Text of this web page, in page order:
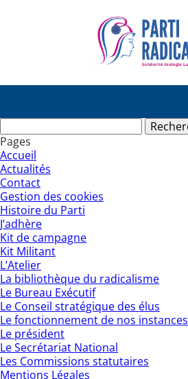
Pages
Accueil
Actualités
Contact
Gestion des cookies
Histoire du Parti
J’adhère
Kit de campagne
Kit Militant
L’Atelier
La bibliothèque du radicalisme
Le Bureau Exécutif
Le Conseil stratégique des élus
Le fonctionnement de nos instances
Le président
Le Secrétariat National
Les Commissions statutaires
Mentions Légales